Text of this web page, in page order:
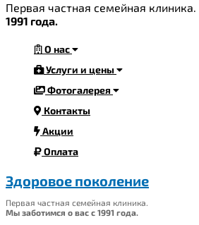
Первая частная семейная клиника.
1991 года.
О нас
Услуги и цены
Фотогалерея
Контакты
Акции
Оплата
Здоровое поколение
Первая частная семейная клиника.
Мы заботимся о вас с 1991 года.